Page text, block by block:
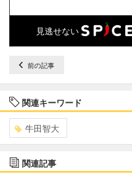
見逃せない
前の記事
関連キーワード
牛田智大
関連記事